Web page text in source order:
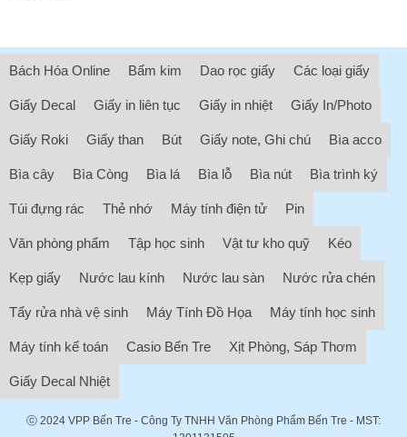
Bách Hóa Online Bấm kim Dao rọc giấy Các loại giấy
Giấy Decal Giấy in liên tục Giấy in nhiệt Giấy In/Photo
Giấy Roki Giấy than Bút Giấy note, Ghi chú Bìa acco
Bìa cây Bìa Còng Bìa lá Bìa lỗ Bìa nút Bìa trình ký
Túi đựng rác Thẻ nhớ Máy tính điện tử Pin
Văn phòng phẩm Tập học sinh Vật tư kho quỹ Kéo
Kẹp giấy Nước lau kính Nước lau sàn Nước rửa chén
Tẩy rửa nhà vệ sinh Máy Tính Đồ Họa Máy tính học sinh
Máy tính kế toán Casio Bến Tre Xịt Phòng, Sáp Thơm
Giấy Decal Nhiệt
ⓒ 2024 VPP Bến Tre - Công Ty TNHH Văn Phòng Phẩm Bến Tre - MST: